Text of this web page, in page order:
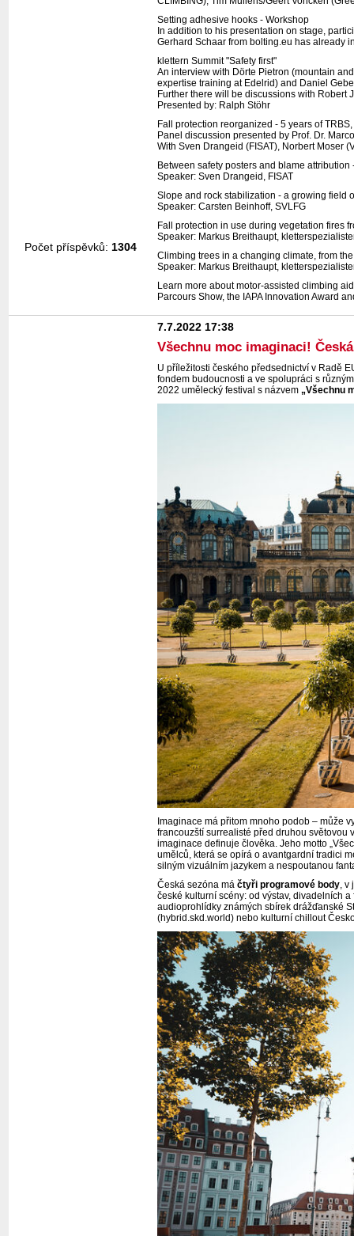
Setting adhesive hooks - Workshop
In addition to his presentation on stage,
Gerhard Schaar from bolting.eu has already
klettern Summit "Safety first"
An interview with Dörte Pietron (mountain
expertise training at Edelrid) and Daniel
Further there will be discussions with Robert
Presented by: Ralph Stöhr
Fall protection reorganized - 5 years of
Panel discussion presented by Prof. Dr.
With Sven Drangeid (FISAT), Norbert Moser
Between safety posters and blame
Speaker: Sven Drangeid, FISAT
Slope and rock stabilization - a growing field
Speaker: Carsten Beinhoff, SVLFG
Fall protection in use during vegetation fires
Speaker: Markus Breithaupt,
Climbing trees in a changing climate, from
Speaker: Markus Breithaupt,
Learn more about motor-assisted climbing
Parcours Show, the IAPA Innovation Award
Počet příspěvků: 1304
7.7.2022 17:38
Všechnu moc imaginaci!
U příležitosti českého předsednictví v Radě
fondem budoucnosti a ve spolupráci s
2022 umělecký festival s názvem„Všechnu
Imaginace má přitom mnoho podob – může
francouzští surrealisté před druhou
imaginace definuje člověka. Jeho motto
umělců, která se opírá o avantgardní tradici
silným vizuálním jazykem a nespoutanou
Česká sezóna máčtyři programové body, v
české kulturní scény: od výstav, divadelních
audioprohlídky známých sbírek drážďanské
(hybrid.skd.world) nebo kulturní chillout